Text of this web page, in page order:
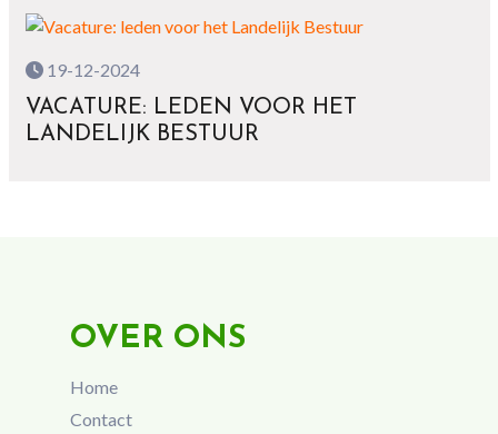
19-12-2024
VACATURE: LEDEN VOOR HET
LANDELIJK BESTUUR
OVER ONS
Home
Contact